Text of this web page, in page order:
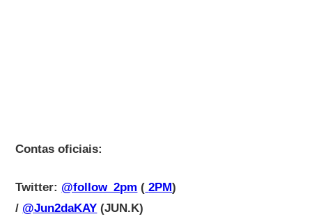
Contas oficiais:
Twitter: @follow_2pm ( 2PM)
/ @Jun2daKAY (JUN.K)